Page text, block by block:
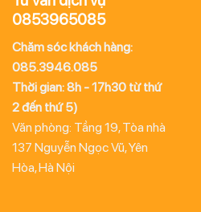
0853965085
Chăm sóc khách hàng:
085.3946.085
Thời gian: 8h - 17h30 từ thứ
2 đến thứ 5)
Văn phòng: Tầng 19, Tòa nhà
137 Nguyễn Ngọc Vũ, Yên
Hòa, Hà Nội